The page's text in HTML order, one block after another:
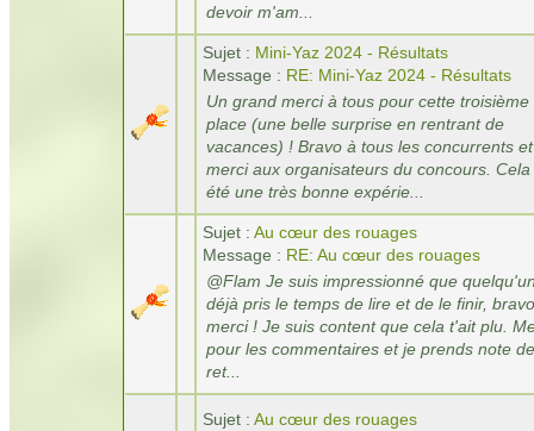
devoir m'am...
Sujet : Mini-Yaz 2024 - Résultats
Message : RE: Mini-Yaz 2024 - Résultats
Un grand merci à tous pour cette troisième
place (une belle surprise en rentrant de
vacances) ! Bravo à tous les concurrents et
merci aux organisateurs du concours. Cela
été une très bonne expérie...
Sujet : Au cœur des rouages
Message : RE: Au cœur des rouages
@Flam Je suis impressionné que
déjà pris le temps de lire et de le finir,
merci ! Je suis content que cela t'ait plu.
pour les commentaires et je prends note
ret...
Sujet : Au cœur des rouages